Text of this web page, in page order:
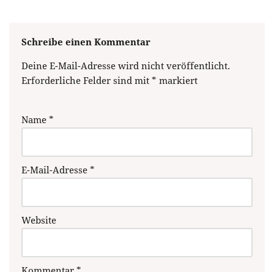
Schreibe einen Kommentar
Deine E-Mail-Adresse wird nicht veröffentlicht.
Erforderliche Felder sind mit * markiert
Name *
E-Mail-Adresse *
Website